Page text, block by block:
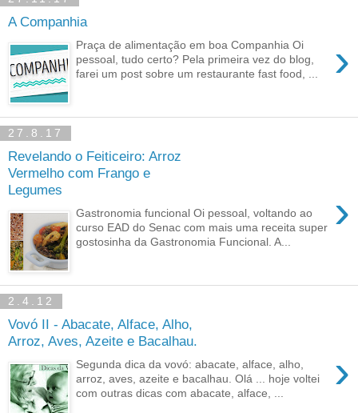
A Companhia
›
Praça de alimentação em boa Companhia Oi
pessoal, tudo certo? Pela primeira vez do blog,
farei um post sobre um restaurante fast food, ...
27.8.17
Revelando o Feiticeiro: Arroz
Vermelho com Frango e
Legumes
›
Gastronomia funcional Oi pessoal, voltando ao
curso EAD do Senac com mais uma receita super
gostosinha da Gastronomia Funcional. A...
2.4.12
Vovó II - Abacate, Alface, Alho,
Arroz, Aves, Azeite e Bacalhau.
›
Segunda dica da vovó: abacate, alface, alho,
arroz, aves, azeite e bacalhau. Olá ... hoje voltei
com outras dicas com abacate, alface, ...